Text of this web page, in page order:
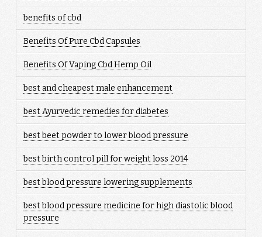
benefits of cbd
Benefits Of Pure Cbd Capsules
Benefits Of Vaping Cbd Hemp Oil
best and cheapest male enhancement
best Ayurvedic remedies for diabetes
best beet powder to lower blood pressure
best birth control pill for weight loss 2014
best blood pressure lowering supplements
best blood pressure medicine for high diastolic blood
pressure